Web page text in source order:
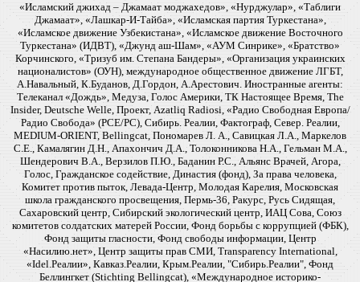
«Исламский джихад – Джамаат моджахедов», «Нурджулар», «Таблиги
Джамаат», «Лашкар-И-Тайба», «Исламская партия Туркестана»,
«Исламское движение Узбекистана», «Исламское движение Восточного
Туркестана» (ИДВТ), «Джунд аш-Шам», «АУМ Синрике», «Братство»
Корчинского, «Тризуб им. Степана Бандеры», «Организация украинских
националистов» (ОУН), международное общественное движение ЛГБТ,
А.Навальный, К.Буданов, Д.Гордон, А.Арестович. Иностранные агенты:
Телеканал «Дождь», Медуза, Голос Америки, ТК Настоящее Время, The
Insider, Deutsche Welle, Проект, Azatliq Radiosi, «Радио Свободная Европа/
Радио Свобода» (PCE/PC), Сибирь. Реалии, Фактограф, Север. Реалии,
MEDIUM-ORIENT, Bellingcat, Пономарев Л. А., Савицкая Л.А., Маркелов
С.Е., Камалягин Д.Н., Апахончич Д.А., Толоконникова Н.А., Гельман М.А.,
Шендерович В.А., Верзилов П.Ю., Баданин Р.С., Альянс Врачей, Агора,
Голос, Гражданское содействие, Династия (фонд), За права человека,
Комитет против пыток, Левада-Центр, Молодая Карелия, Московская
школа гражданского просвещения, Пермь-36, Ракурс, Русь Сидящая,
Сахаровский центр, Сибирский экологический центр, ИАЦ Сова, Союз
комитетов солдатских матерей России, Фонд борьбы с коррупцией (ФБК),
Фонд защиты гласности, Фонд свободы информации, Центр
«Насилию.нет», Центр защиты прав СМИ, Transparency International,
«Idel.Реалии», Кавказ.Реалии, Крым.Реалии, "Сибирь.Реалии", Фонд
Беллингкет (Stichting Bellingcat), «Международное историко-